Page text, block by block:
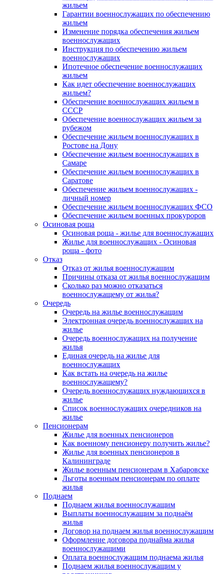
жильем
Гарантии военнослужащих по обеспечению
жильем
Изменение порядка обеспечения жильем
военнослужащих
Инструкция по обеспечению жильем
военнослужащих
Ипотечное обеспечение военнослужащих
жильем
Как идет обеспечение военнослужащих
жильем?
Обеспечение военнослужащих жильем в
СССР
Обеспечение военнослужащих жильем за
рубежом
Обеспечение жильем военнослужащих в
Ростове на Дону
Обеспечение жильем военнослужащих в
Самаре
Обеспечение жильем военнослужащих в
Саратове
Обеспечение жильем военнослужащих -
личный номер
Обеспечение жильем военнослужащих ФСО
Обеспечение жильем военных прокуроров
Осиновая роща
Осиновая роща - жилье для военнослужащих
Жилье для военнослужащих - Осиновая
роща - фото
Отказ
Отказ от жилья военнослужащим
Причины отказа от жилья военнослужащим
Сколько раз можно отказаться
военнослужащему от жилья?
Очередь
Очередь на жилье военнослужащим
Электронная очередь военнослужащих на
жилье
Очередь военнослужащих на получение
жилья
Единая очередь на жилье для
военнослужащих
Как встать на очередь на жилье
военнослужащему?
Очередь военнослужащих нуждающихся в
жилье
Список военнослужащих очередников на
жилье
Пенсионерам
Жилье для военных пенсионеров
Как военному пенсионеру получить жилье?
Жилье для военных пенсионеров в
Калининграде
Жилье военным пенсионерам в Хабаровске
Льготы военным пенсионерам по оплате
жилья
Поднаем
Поднаем жилья военнослужащим
Выплаты военнослужащим за поднаём
жилья
Договор на поднаем жилья военнослужащим
Оформление договора поднайма жилья
военнослужащими
Оплата военнослужащим поднаема жилья
Поднаем жилья военнослужащим у